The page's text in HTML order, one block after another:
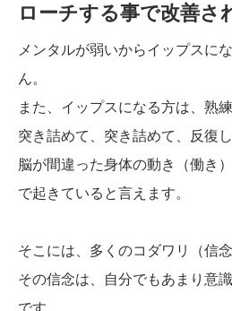
ローチする事で改善さ
メンタルが弱いからイップスに
ん。
また、イップスになる方は、熟練
突き詰めて、突き詰めて、反復
脳が間違った身体の動き（働き
で起きていると言えます。
そこには、多くのコダワリ（信
その信念は、自分でもあまり意
です。